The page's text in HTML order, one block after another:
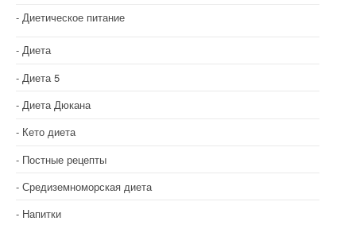
Диетическое питание
Диета
Диета 5
Диета Дюкана
Кето диета
Постные рецепты
Средиземноморская диета
Напитки